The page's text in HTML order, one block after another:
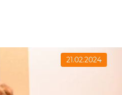
21.02.2024